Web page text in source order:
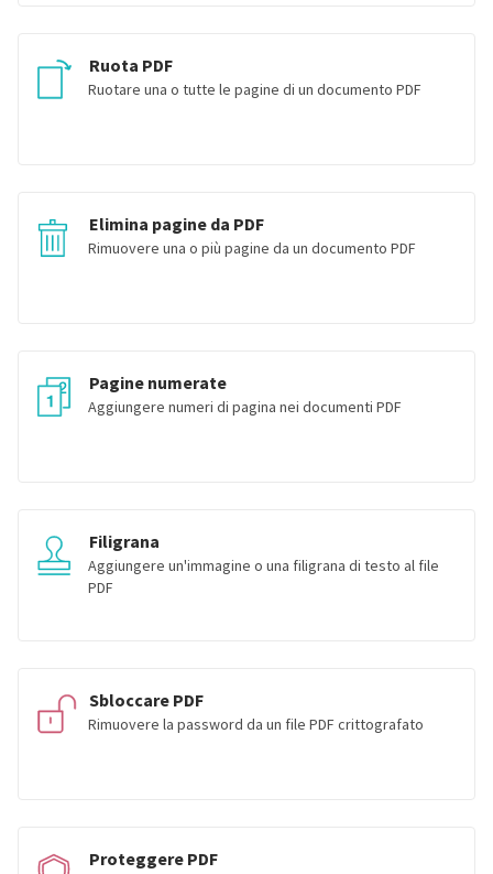
Ruota PDF
Ruotare una o tutte le pagine di un documento PDF
Elimina pagine da PDF
Rimuovere una o più pagine da un documento PDF
Pagine numerate
Aggiungere numeri di pagina nei documenti PDF
Filigrana
Aggiungere un'immagine o una filigrana di testo al file
PDF
Sbloccare PDF
Rimuovere la password da un file PDF crittografato
Proteggere PDF